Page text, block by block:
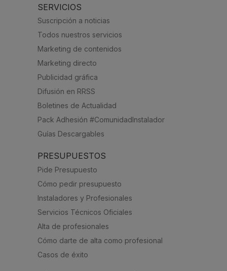
SERVICIOS
Suscripción a noticias
Todos nuestros servicios
Marketing de contenidos
Marketing directo
Publicidad gráfica
Difusión en RRSS
Boletines de Actualidad
Pack Adhesión #ComunidadInstalador
Guías Descargables
PRESUPUESTOS
Pide Presupuesto
Cómo pedir presupuesto
Instaladores y Profesionales
Servicios Técnicos Oficiales
Alta de profesionales
Cómo darte de alta como profesional
Casos de éxito